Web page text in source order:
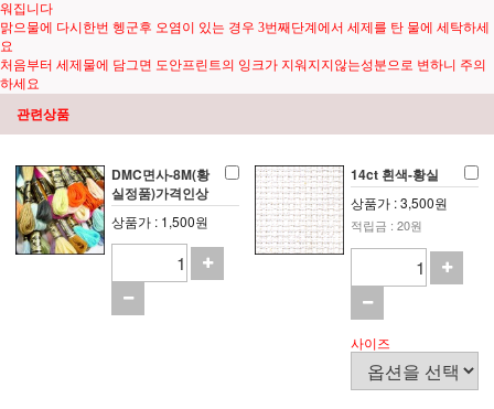
워집니다
맑으물에 다시한번 헹군후 오염이 있는 경우 3번째단계에서 세제를 탄 물에 세탁하세
요
처음부터 세제물에 담그면 도안프린트의 잉크가 지워지지않는성분으로 변하니 주의
하세요
관련상품
DMC면사-8M(황
실정품)가격인상
상품가 : 1,500원
14ct 흰색-황실
상품가 : 3,500원
적립금 : 20원
사이즈